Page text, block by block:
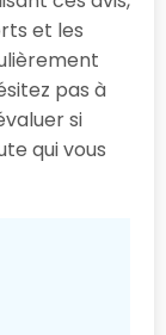
et les
pas à
si
qui vous